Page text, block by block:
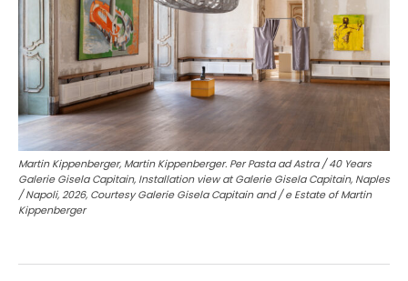
Martin Kippenberger, Martin Kippenberger. Per Pasta ad Astra / 40 Years
Galerie Gisela Capitain, Installation view at Galerie Gisela Capitain, Naples
/ Napoli, 2026, Courtesy Galerie Gisela Capitain and / e Estate of Martin
Kippenberger